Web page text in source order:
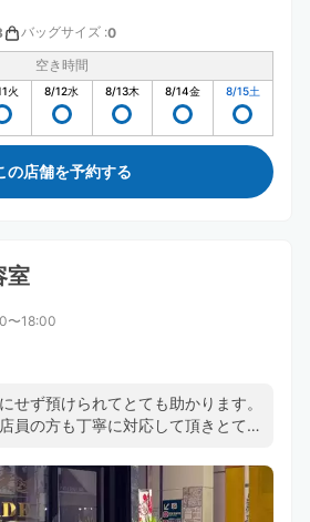
バッグサイズ :0
空き時間
火 8/12水 8/13木 8/14金 8/15土
の店舗を予約する
室
〜18:00
せず預けられてとても助かります。
員の方も丁寧に対応して頂きとても